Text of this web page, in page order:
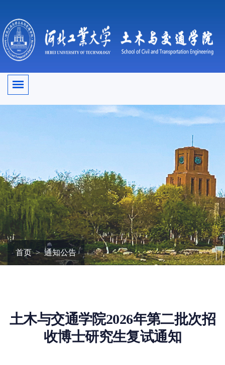
首页 通知公告
土木与交通学院2026年第二批次招
收博士研究生复试通知